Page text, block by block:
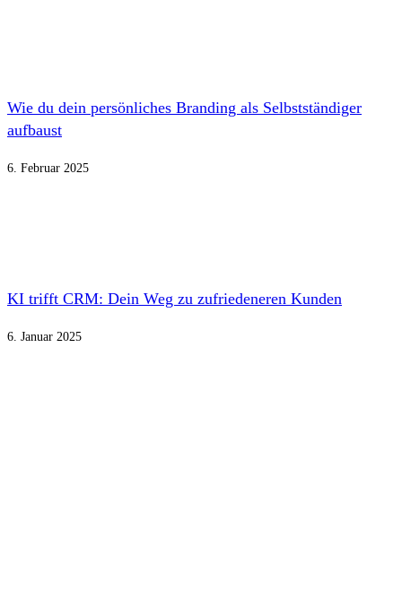
Wie du dein persönliches Branding als Selbstständiger
aufbaust
6. Februar 2025
KI trifft CRM: Dein Weg zu zufriedeneren Kunden
6. Januar 2025